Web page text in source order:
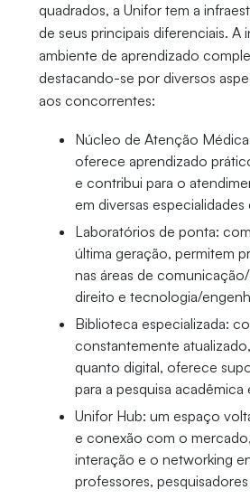
quadrados, a Unifor tem a
de seus principais diferenciais.
ambiente de aprendizado
destacando-se por diversos
aos concorrentes:
Núcleo de Atenção
oferece aprendizado
e contribui para o
em diversas especialidades
Laboratórios de ponta:
última geração, permitem
nas áreas de
direito e tecnologia/
Biblioteca especializada:
constantemente
quanto digital, oferece
para a pesquisa
Unifor Hub: um espaço
e conexão com o
interação e o networking
professores,